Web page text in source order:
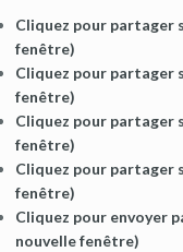
Cliquez pour partager
fenêtre)
Cliquez pour partager
fenêtre)
Cliquez pour partager
fenêtre)
Cliquez pour partager
fenêtre)
Cliquez pour envoyer
nouvelle fenêtre)